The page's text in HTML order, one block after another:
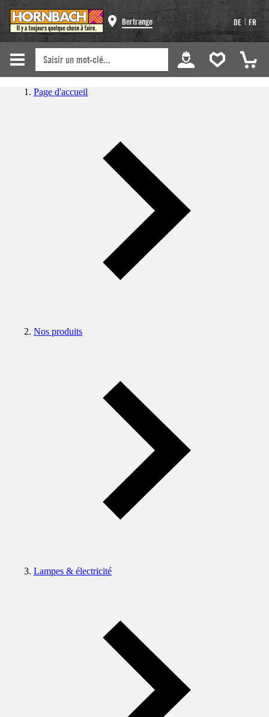
Bertrange DE | FR
Page d'accueil
Nos produits
Lampes & électricité